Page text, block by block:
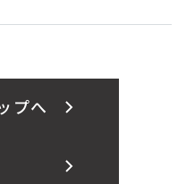
プへ